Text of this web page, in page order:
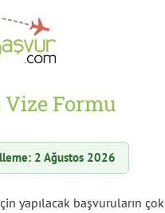
Formu
2 Ağustos 2026
yapılacak başvuruların